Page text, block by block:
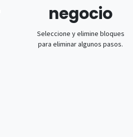
negocio
Seleccione y elimine bloques
para eliminar algunos pasos.